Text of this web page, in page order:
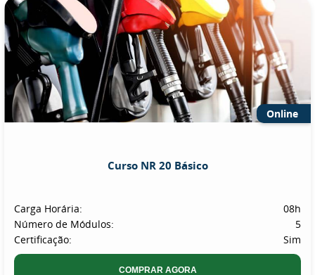
Online
Curso NR 20 Básico
Carga Horária:
08h
Número de Módulos:
5
Certificação:
Sim
COMPRAR AGORA